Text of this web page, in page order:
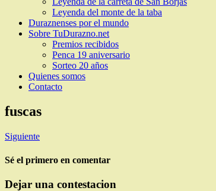
Leyenda del monte de la taba
Duraznenses por el mundo
Sobre TuDurazno.net
Premios recibidos
Penca 19 aniversario
Sorteo 20 años
Quienes somos
Contacto
fuscas
Siguiente
Sé el primero en comentar
Dejar una contestacion